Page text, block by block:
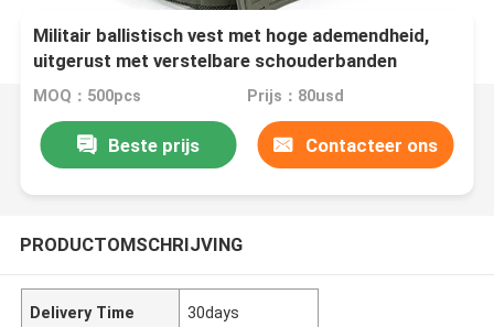
Militair ballistisch vest met hoge ademendheid,
uitgerust met verstelbare schouderbanden
MOQ：500pcs Prijs：80usd
Beste prijs Contacteer ons
PRODUCTOMSCHRIJVING
Delivery Time 30days